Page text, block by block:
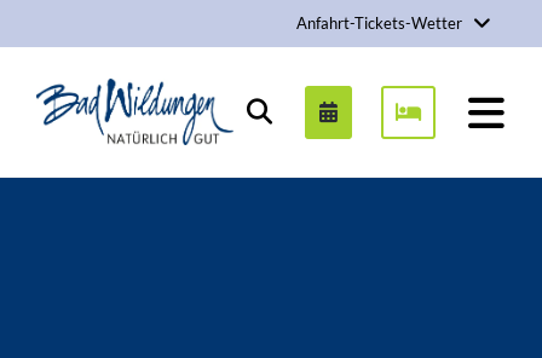
Anfahrt-Tickets-Wetter
Stadt Bad Wildungen
Suchen